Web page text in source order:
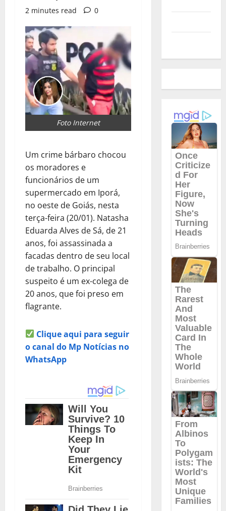
2 minutes read
0
Foto Internet
Um crime bárbaro chocou
os moradores e
funcionários de um
supermercado em Iporá,
no oeste de Goiás, nesta
terça-feira (20/01). Natasha
Eduarda Alves de Sá, de 21
anos, foi assassinada a
facadas dentro de seu local
de trabalho. O principal
suspeito é um ex-colega de
20 anos, que foi preso em
flagrante.
Clique aqui para seguir
o canal do Mp Notícias no
WhatsApp